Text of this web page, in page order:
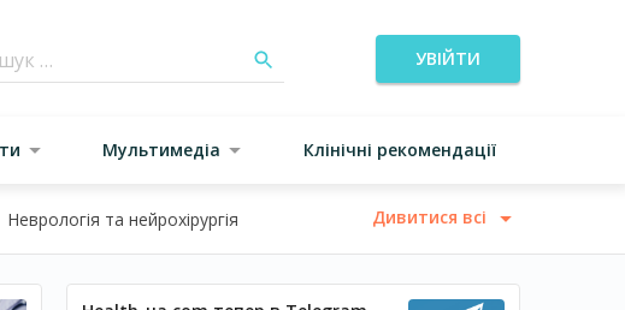
УВІЙТИ
Мультимедіа Клінічні рекомендації
Неврологія та нейрохірургія Дивитися всі